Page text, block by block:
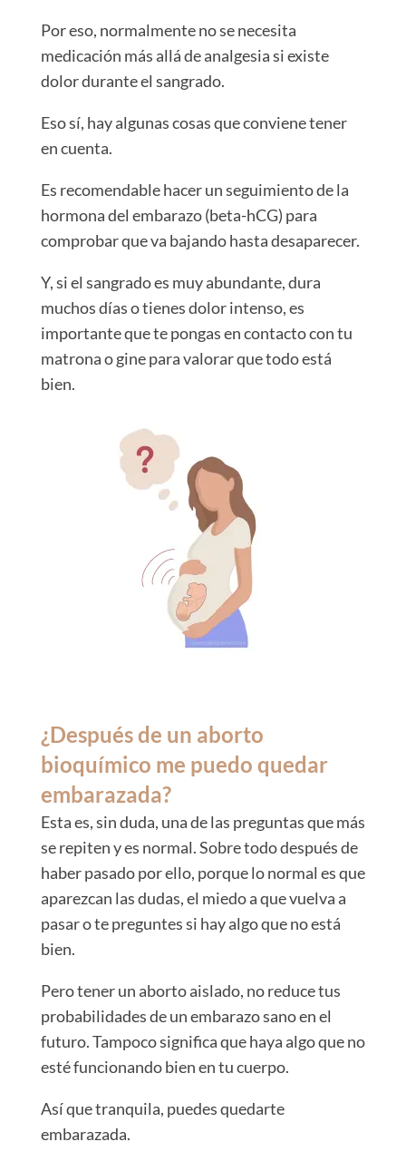
Por eso, normalmente no se necesita
medicación más allá de analgesia si existe
dolor durante el sangrado.
Eso sí, hay algunas cosas que conviene tener
en cuenta.
Es recomendable hacer un seguimiento de la
hormona del embarazo (beta-hCG) para
comprobar que va bajando hasta desaparecer.
Y, si el sangrado es muy abundante, dura
muchos días o tienes dolor intenso, es
importante que te pongas en contacto con tu
matrona o gine para valorar que todo está
bien.
¿Después de un aborto
bioquímico me puedo quedar
embarazada?
Esta es, sin duda, una de las preguntas que más
se repiten y es normal.Sobre todo después de
haber pasado por ello, porque lo normal es que
aparezcan las dudas, el miedo a que vuelva a
pasar o te preguntes si hay algo que no está
bien.
Pero tener un aborto aislado, no reduce tus
probabilidades de un embarazo sano en el
futuro. Tampoco significa que haya algo que no
esté funcionando bien en tu cuerpo.
Así que tranquila, puedes quedarte
embarazada.